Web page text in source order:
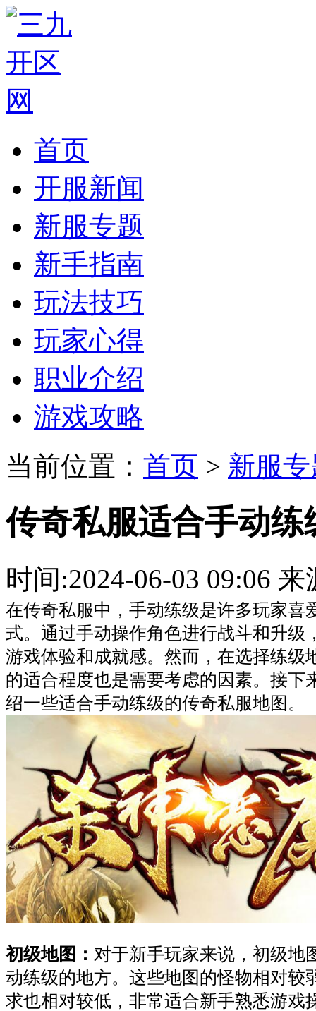
首页
开服新闻
新服专题
新手指南
玩法技巧
玩家心得
职业介绍
游戏攻略
当前位置： 首页 > 新服
传奇私服适合手动练
时间:2024-06-03 09:06
在传奇私服中，手动练级是许多玩家喜
式。通过手动操作角色进行战斗和升级
游戏体验和成就感。然而，在选择练级
的适合程度也是需要考虑的因素。接下
绍一些适合手动练级的传奇私服地图。
初级地图： 对于新手玩家来说，初级地
动练级的地方。这些地图的怪物相对较
求也相对较低，非常适合新手熟悉游戏